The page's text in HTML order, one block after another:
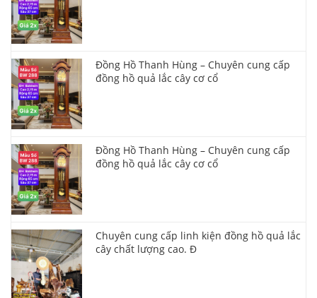
Đồng Hồ Thanh Hùng – Chuyên cung cấp
đồng hồ quả lắc cây cơ cổ
Đồng Hồ Thanh Hùng – Chuyên cung cấp
đồng hồ quả lắc cây cơ cổ
Chuyên cung cấp linh kiện đồng hồ quả lắc
cây chất lượng cao. Đ